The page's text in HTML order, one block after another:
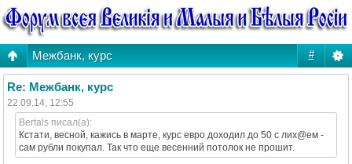
#
Межбанк, курс
Re: Межбанк, курс
22.09.14, 12:55
Bertals писал(а):
Кстати, весной, кажись в марте, курс евро доходил до 50 с лих@ем -
сам рубли покупал. Так что еще весенний потолок не прошит.